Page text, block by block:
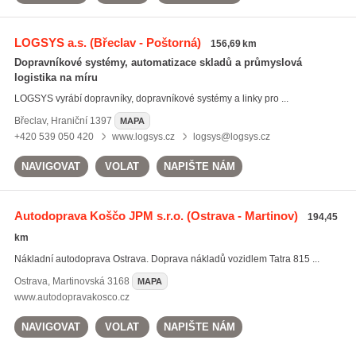
LOGSYS a.s.(Břeclav - Poštorná) 156,69 km
Dopravníkové systémy, automatizace skladů a průmyslová
logistika na míru
LOGSYS vyrábí dopravníky, dopravníkové systémy a linky pro ...
Břeclav, Hraniční 1397 MAPA
+420 539 050 420 www.logsys.cz logsys@logsys.cz
NAVIGOVAT VOLAT NAPIŠTE NÁM
Autodoprava Koščo JPM s.r.o.(Ostrava - Martinov)
194,45
km
Nákladní autodoprava Ostrava. Doprava nákladů vozidlem Tatra 815 ...
Ostrava, Martinovská 3168 MAPA
www.autodopravakosco.cz
NAVIGOVAT VOLAT NAPIŠTE NÁM